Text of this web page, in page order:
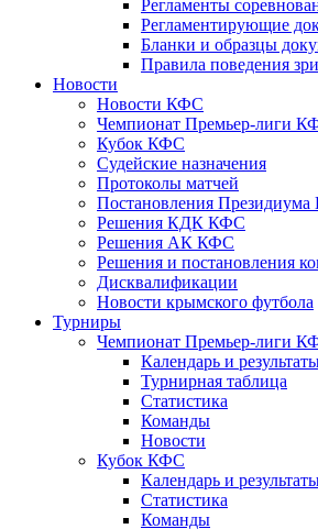
Регламенты
Регламентирующие
Бланки и образцы
Правила поведения
Новости
Новости КФС
Чемпионат Премьер-лиги
Кубок КФС
Судейские назначения
Протоколы матчей
Постановления
Решения КДК КФС
Решения АК КФС
Решения и постановления
Дисквалификации
Новости крымского футбола
Турниры
Чемпионат Премьер-лиги
Календарь и
Турнирная таблица
Статистика
Команды
Новости
Кубок КФС
Календарь и
Статистика
Команды